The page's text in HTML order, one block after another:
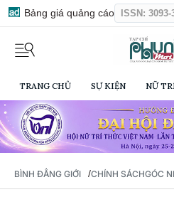
Bảng giá quảng cáo ISSN: 3093-
TRANG CHỦ SỰ KIỆN NỮ
BÌNH ĐẲNG GIỚI /CHÍNH SÁCHGÓC